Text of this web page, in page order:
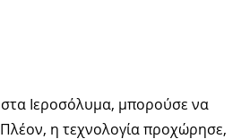
Ιεροσόλυμα, μπορούσε να
η τεχνολογία προχώρησε,